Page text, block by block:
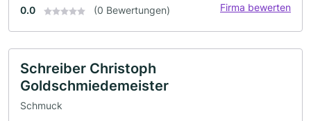
0.0 (0 Bewertungen) Firma bewerten
Schreiber Christoph
Goldschmiedemeister
Schmuck